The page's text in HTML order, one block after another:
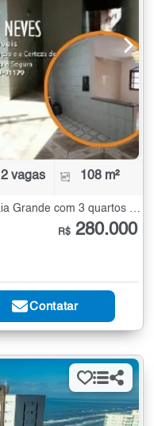
2 vagas 108 m²
R$ 280.000
Contatar